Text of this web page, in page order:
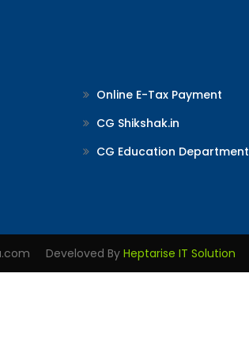
Online E-Tax Payment
CG Shikshak.in
CG Education Department
Develoved By Heptarise IT Solution